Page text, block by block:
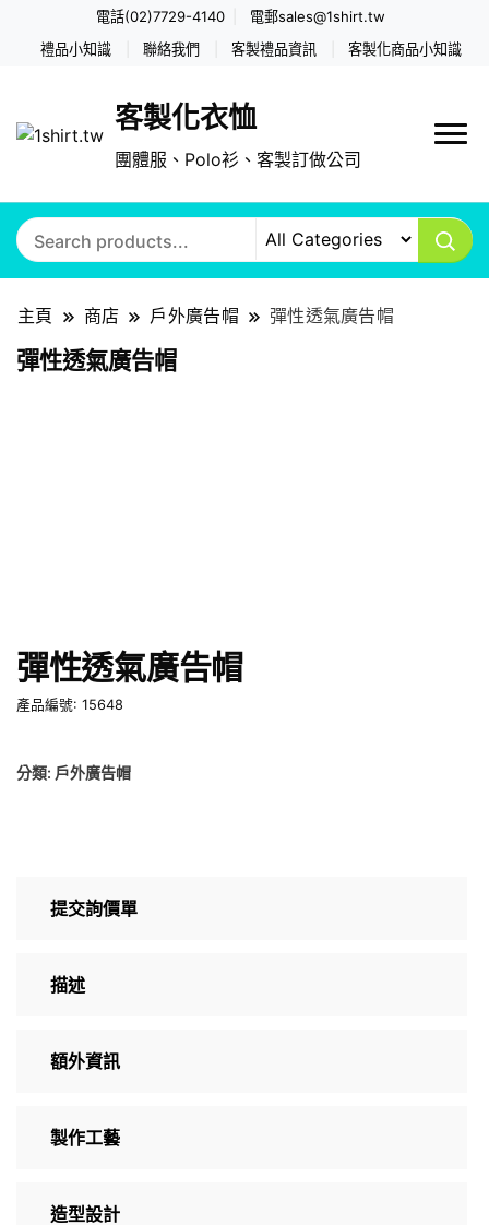
電話(02)7729-4140 電郵sales@1shirt.tw
禮品小知識 聯絡我們 客製禮品資訊 客製化商品小知識
客製化衣恤
團體服、Polo衫、客製訂做公司
主頁 商店 戶外廣告帽 彈性透氣廣告帽
彈性透氣廣告帽
彈性透氣廣告帽
產品編號: 15648
分類: 戶外廣告帽
提交詢價單
描述
額外資訊
製作工藝
造型設計